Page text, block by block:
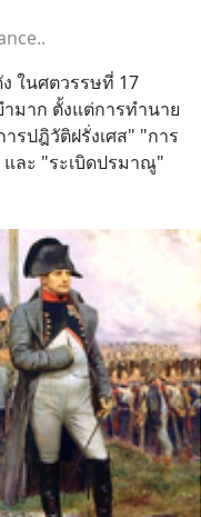
ในศตวรรษที่ 17
มาก ตั้งแต่การทำนาย
รปฎิวัติฝรั่งเศส" "การ
และ "ระเบิดปรมาณู"